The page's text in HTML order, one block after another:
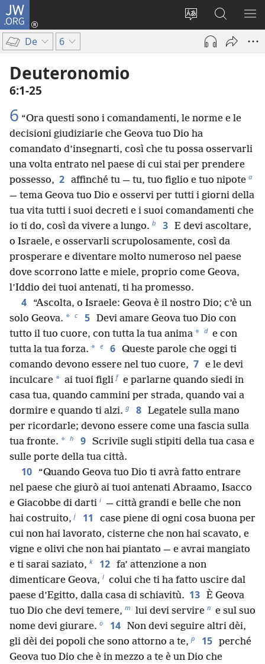
JW.ORG
Modificare
lingua
Accedi
(apre
Cerca
JW.ORG
De 6
Deuteronomio
6:1-25
6 “Ora questi sono i comandamenti, le norme e le
decisioni giudiziarie che Geova tuo Dio ha
comandato d’insegnarti, così che tu possa osservarli
una volta entrato nel paese di cui stai per prendere
possesso, 2 affinché tu — tu, tuo figlio e tuo nipote a
— tema Geova tuo Dio e osservi per tutti i giorni della
tua vita tutti i suoi decreti e i suoi comandamenti che
io ti do, così da vivere a lungo. b 3 E devi ascoltare,
o Israele, e osservarli scrupolosamente, così da
prosperare e diventare molto numeroso nel paese
dove scorrono latte e miele, proprio come Geova,
l’Iddio dei tuoi antenati, ti ha promesso.
4
“Ascolta, o Israele: Geova è il nostro Dio; c’è un
solo Geova. * c 5 Devi amare Geova tuo Dio con
tutto il tuo cuore, con tutta la tua anima * d e con
tutta la tua forza. * e 6 Queste parole che oggi ti
comando devono essere nel tuo cuore, 7 e le devi
inculcare * ai tuoi figli f e parlarne quando siedi in
casa tua, quando cammini per strada, quando vai a
dormire e quando ti alzi. g 8 Legatele sulla mano
per ricordarle; devono essere come una fascia sulla
tua fronte. * h 9 Scrivile sugli stipiti della tua casa e
sulle porte della tua città.
10
“Quando Geova tuo Dio ti avrà fatto entrare
nel paese che giurò ai tuoi antenati Abraamo, Isacco
e Giacobbe di darti i — città grandi e belle che non
hai costruito, j 11
case piene di ogni cosa buona per
cui non hai lavorato, cisterne che non hai scavato, e
vigne e olivi che non hai piantato — e avrai mangiato
e ti sarai saziato, k 12 fa’ attenzione a non
dimenticare Geova, l colui che ti ha fatto uscire dal
paese d’Egitto, dalla casa di schiavitù. 13 È Geova
tuo Dio che devi temere, m lui devi servire n e sul suo
nome devi giurare. o 14 Non devi seguire altri dèi,
gli dèi dei popoli che sono attorno a te, p 15 perché
Geova tuo Dio che è in mezzo a te è un Dio che